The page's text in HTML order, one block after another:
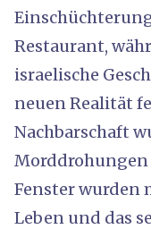
Restaurant,
israelische
neuen Realität
Nachbarschaft
Fenster wurden
Leben und das